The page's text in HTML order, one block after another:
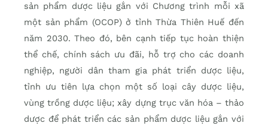
sản phẩm dược liệu gắn với Chương trình mỗi xã
một sản phẩm (OCOP) ở tỉnh Thừa Thiên Huế đến
năm 2030. Theo đó, bên cạnh tiếp tục hoàn thiện
thể chế, chính sách ưu đãi, hỗ trợ cho các doanh
nghiệp, người dân tham gia phát triển dược liệu,
tỉnh ưu tiên lựa chọn một số loại cây dược liệu,
vùng trồng dược liệu; xây dựng trục văn hóa – thảo
dược để phát triển các sản phẩm dược liệu gắn với